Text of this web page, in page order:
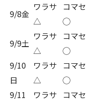
9/8金
ワラサ
△
コマセ
◯
9/9土
ワラサ
△
コマセ
◯
9/10
日
ワラサ
△
コマセ
◯
9/11
ワラサ コマセ